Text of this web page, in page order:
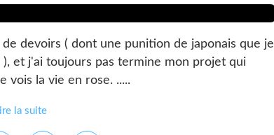
devoirs ( dont une punition de japonais que je
et j'ai toujours pas termine mon projet qui
vois la vie en rose. .....
la suite